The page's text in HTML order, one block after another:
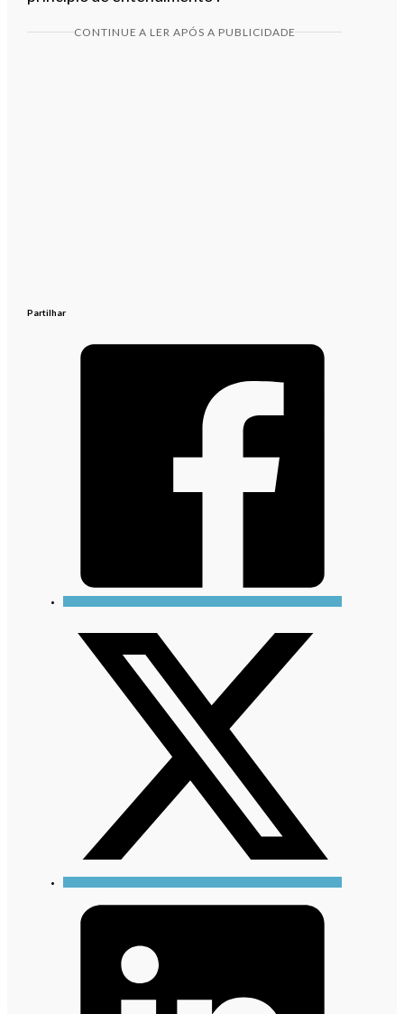
CONTINUE A LER APÓS A PUBLICIDADE
Partilhar